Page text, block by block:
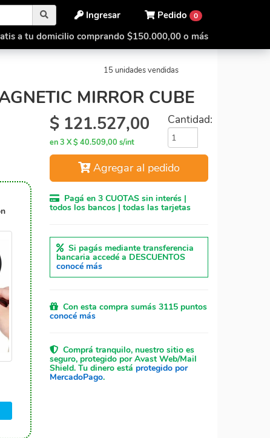
Pedido 0
Ingresar
a tu domicilio comprando $150.000,00 o más
5x5 Magnetic Mirror Cube
15 unidades vendidas
MIRROR CUBE
$ 121.527,00
en 3 X $ 40.509,00 s/int
Cantidad:
Agregar al pedido
Pagá en 3 CUOTAS sin interés |
todos los bancos | todas las tarjetas
Si pagás mediante transferencia
bancaria accedé a DESCUENTOS
conocé más
Con esta compra sumás 3115 puntos
conocé más
Comprá tranquilo, nuestro sitio es
seguro, protegido por Avast Web/Mail
Shield. Tu dinero está protegido por
MercadoPago.